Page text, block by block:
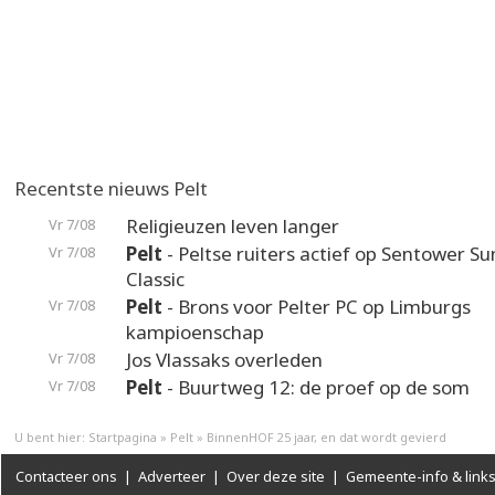
Recentste nieuws Pelt
Vr 7/08 Religieuzen leven langer
Vr 7/08 Pelt - Peltse ruiters actief op Sentower
Classic
Vr 7/08 Pelt - Brons voor Pelter PC op Limburgs
kampioenschap
Vr 7/08 Jos Vlassaks overleden
Vr 7/08 Pelt - Buurtweg 12: de proef op de som
U bent hier: Startpagina » Pelt » BinnenHOF 25 jaar, en dat wordt gevierd
Contacteer ons | Adverteer | Over deze site | Gemeente-info & links